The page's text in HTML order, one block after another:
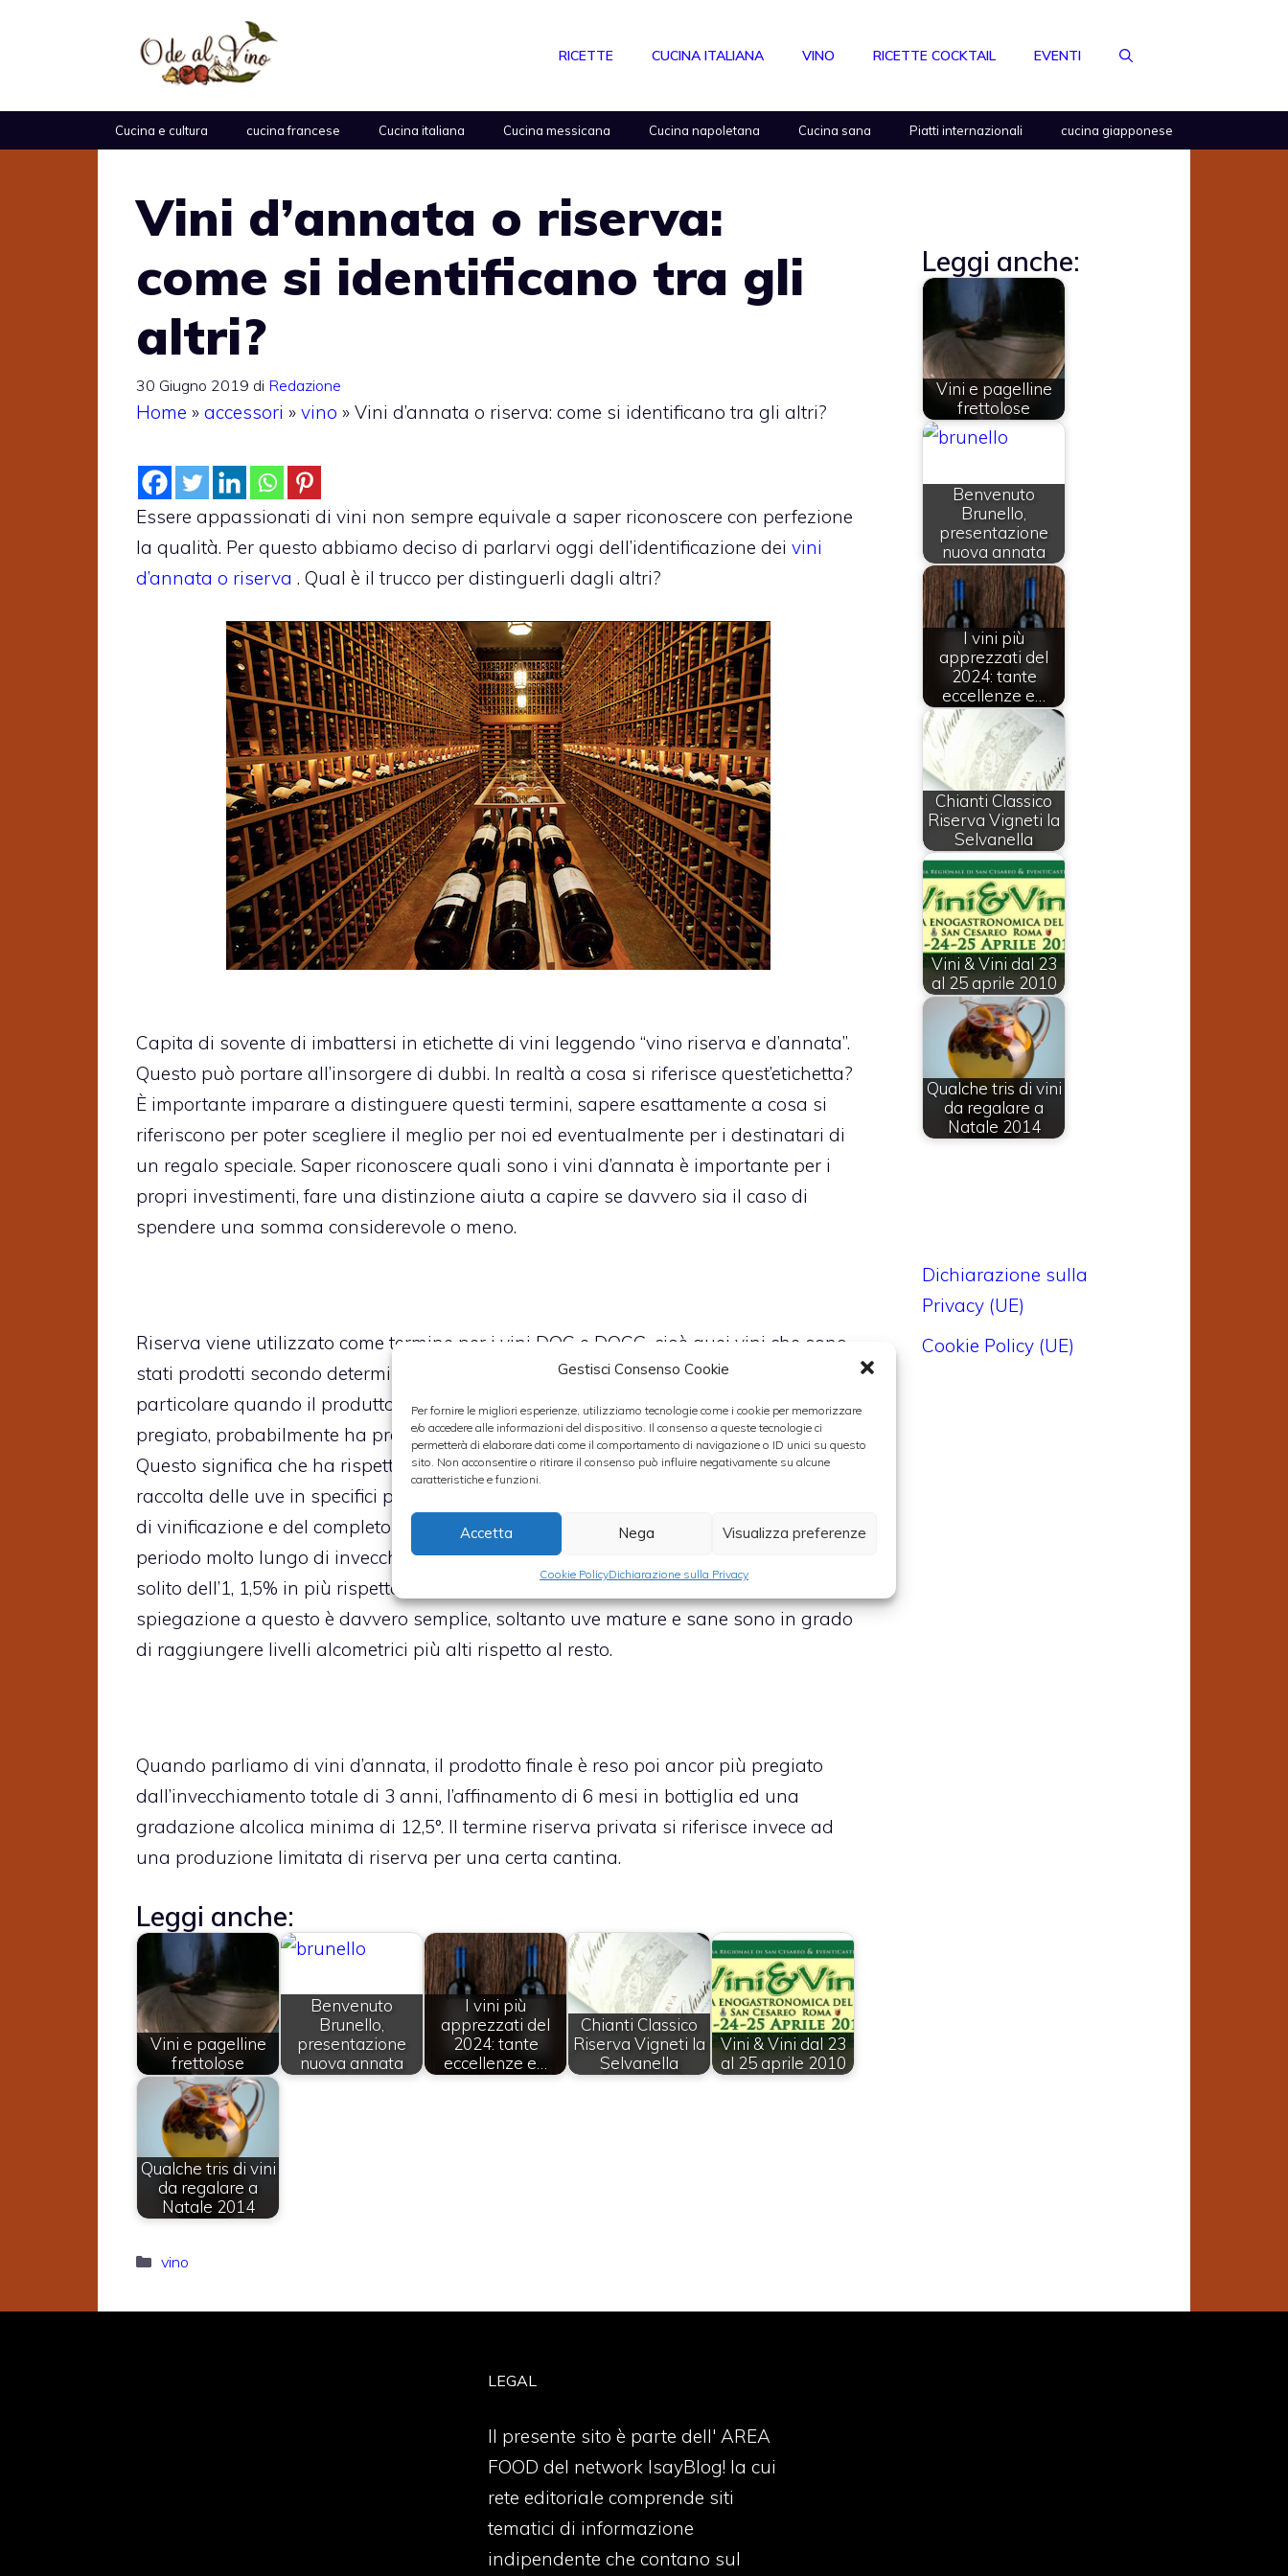
Gestisci Consenso Cookie
Per fornire le migliori esperienze, utilizziamo tecnologie come i cookie per memorizzare
e/o accedere alle informazioni del dispositivo. Il consenso a queste tecnologie ci
permetterà di elaborare dati come il comportamento di navigazione o ID unici su questo
sito. Non acconsentire o ritirare il consenso può influire negativamente su alcune
caratteristiche e funzioni.
Accetta Nega Visualizza preferenze
Cookie PolicyDichiarazione sulla Privacy
RICETTE CUCINA ITALIANA VINO RICETTE COCKTAIL EVENTI
Cucina e cultura cucina francese Cucina italiana Cucina messicana Cucina napoletana Cucina sana Piatti internazionali cucina giapponese
Vini d’annata o riserva:
come si identificano tra gli
altri?
30 Giugno 2019 di Redazione
Home » accessori » vino » Vini d’annata o riserva: come si identificano tra gli altri?
Essere appassionati di vini non sempre equivale a saper riconoscere con perfezione
la qualità. Per questo abbiamo deciso di parlarvi oggi dell’identificazione dei vini
d’annata o riserva . Qual è il trucco per distinguerli dagli altri?
Capita di sovente di imbattersi in etichette di vini leggendo “vino riserva e d’annata”.
Questo può portare all’insorgere di dubbi. In realtà a cosa si riferisce quest’etichetta?
È importante imparare a distinguere questi termini, sapere esattamente a cosa si
riferiscono per poter scegliere il meglio per noi ed eventualmente per i destinatari di
un regalo speciale. Saper riconoscere quali sono i vini d’annata è importante per i
propri investimenti, fare una distinzione aiuta a capire se davvero sia il caso di
spendere una somma considerevole o meno.
Riserva viene utilizzato come termine per i vini DOC e DOCG, cioè quei vini che sono
stati prodotti secondo determinati e specifici standard dettati nel disciplinare. In
particolare quando il produttore aggiunge il termine riserva ad un vino già di per sé
pregiato, probabilmente ha prestato maggiore cura nel processo di produzione.
Questo significa che ha rispettato tutte le norme contenute nel disciplinare, tra cui la
raccolta delle uve in specifici periodi e in determinati modi, l’identificazione del luogo
di vinificazione e del completo processo produttivo. I vini riserva richiedono infatti un
periodo molto lungo di invecchiamento ed una maggiore gradazione alcolica (di
solito dell’1, 1,5% in più rispetto alla stessa tipologia di vino non riserva). La
spiegazione a questo è davvero semplice, soltanto uve mature e sane sono in grado
di raggiungere livelli alcometrici più alti rispetto al resto.
Quando parliamo di vini d’annata, il prodotto finale è reso poi ancor più pregiato
dall’invecchiamento totale di 3 anni, l’affinamento di 6 mesi in bottiglia ed una
gradazione alcolica minima di 12,5°. Il termine riserva privata si riferisce invece ad
una produzione limitata di riserva per una certa cantina.
Leggi anche:
Vini e pagelline
frettolose
Benvenuto
Brunello,
presentazione
nuova annata
I vini più
apprezzati del
2024: tante
eccellenze e…
Chianti Classico
Riserva Vigneti la
Selvanella
Vini & Vini dal 23
al 25 aprile 2010
Qualche tris di vini
da regalare a
Natale 2014
Categorie
vino
Leggi anche:
Vini e pagelline
frettolose
Benvenuto
Brunello,
presentazione
nuova annata
I vini più
apprezzati del
2024: tante
eccellenze e…
Chianti Classico
Riserva Vigneti la
Selvanella
Vini & Vini dal 23
al 25 aprile 2010
Qualche tris di vini
da regalare a
Natale 2014
Dichiarazione sulla
Privacy (UE)
Cookie Policy (UE)
LEGAL
Il presente sito è parte dell' AREA
FOOD del network IsayBlog! la cui
rete editoriale comprende siti
tematici di informazione
indipendente che contano sul